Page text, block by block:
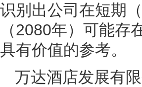
识别出公司在短期
（2080年）可能
具有价值的参考。
万达酒店发展有